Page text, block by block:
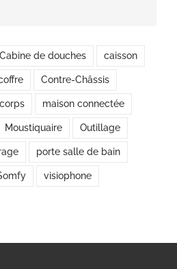
Cabine de douches caisson
Contre-Châssis
maison connectée
Moustiquaire Outillage
porte salle de bain
visiophone